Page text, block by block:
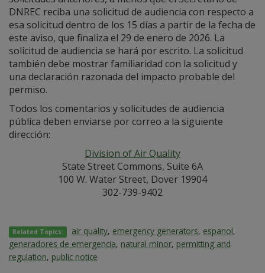
DNREC reciba una solicitud de audiencia con respecto a
esa solicitud dentro de los 15 días a partir de la fecha de
este aviso, que finaliza el 29 de enero de 2026. La
solicitud de audiencia se hará por escrito. La solicitud
también debe mostrar familiaridad con la solicitud y
una declaración razonada del impacto probable del
permiso.
Todos los comentarios y solicitudes de audiencia
pública deben enviarse por correo a la siguiente
dirección:
Division of Air Quality
State Street Commons, Suite 6A
100 W. Water Street, Dover 19904
302-739-9402
Related Topics: air quality, emergency generators, espanol,
generadores de emergencia, natural minor, permitting and
regulation, public notice